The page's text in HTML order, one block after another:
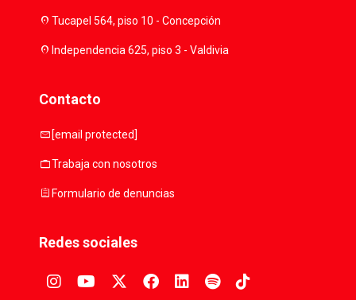
location_onTucapel 564, piso 10 - Concepción
location_onIndependencia 625, piso 3 - Valdivia
Contacto
mail [email protected]
workTrabaja con nosotros
assignmentFormulario de denuncias
Redes sociales